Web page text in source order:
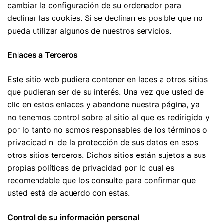
cambiar la configuración de su ordenador para
declinar las cookies. Si se declinan es posible que no
pueda utilizar algunos de nuestros servicios.
Enlaces a Terceros
Este sitio web pudiera contener en laces a otros sitios
que pudieran ser de su interés. Una vez que usted de
clic en estos enlaces y abandone nuestra página, ya
no tenemos control sobre al sitio al que es redirigido y
por lo tanto no somos responsables de los términos o
privacidad ni de la protección de sus datos en esos
otros sitios terceros. Dichos sitios están sujetos a sus
propias políticas de privacidad por lo cual es
recomendable que los consulte para confirmar que
usted está de acuerdo con estas.
Control de su información personal